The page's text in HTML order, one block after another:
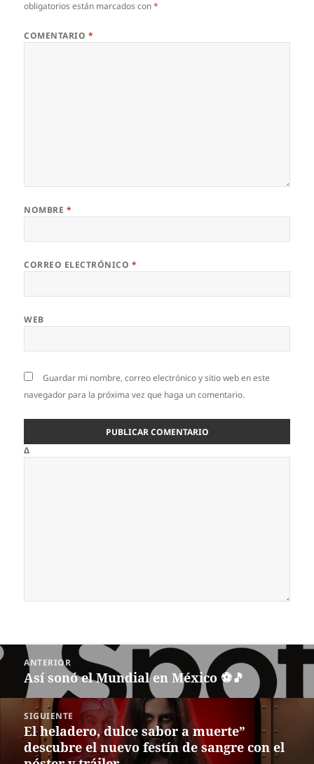
obligatorios están marcados con*
COMENTARIO *
NOMBRE *
CORREO ELECTRÓNICO *
WEB
Guardar mi nombre, correo electrónico y sitio web en este
navegador para la próxima vez que haga un comentario.
Δ
Navegación
entradas
ANTERIOR
Entrada
anterior:
Así sonó el Mundial en México ⚽🎵
SIGUIENTE
Siguiente
entrada:
El heladero, dulce sabor a muerte”
descubre el nuevo festín de sangre con el